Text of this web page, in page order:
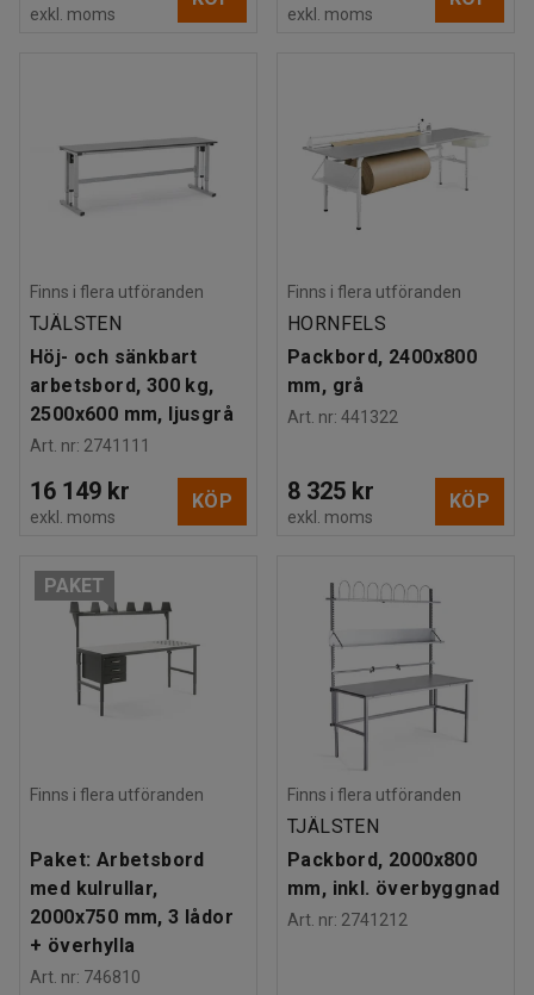
exkl. moms exkl. moms
Finns i flera utföranden
TJÄLSTEN
Höj- och sänkbart
arbetsbord, 300 kg,
2500x600 mm, ljusgrå
Art. nr: 2741111
16 149 kr
exkl. moms
KÖP
Finns i flera utföranden
HORNFELS
Packbord, 2400x800
mm, grå
Art. nr: 441322
8 325 kr
exkl. moms
KÖP
PAKET
Finns i flera utföranden
Paket: Arbetsbord
med kulrullar,
2000x750 mm, 3 lådor
+ överhylla
Art. nr: 746810
Finns i flera utföranden
TJÄLSTEN
Packbord, 2000x800
mm, inkl. överbyggnad
Art. nr: 2741212